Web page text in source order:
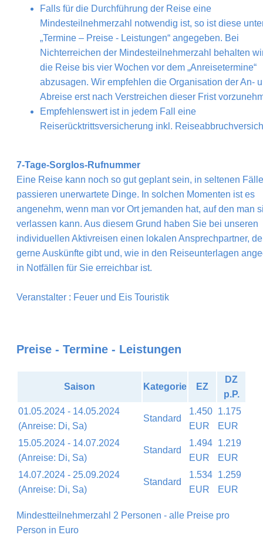
Falls für die Durchführung der Reise eine
Mindesteilnehmerzahl notwendig ist, so ist diese
„Termine – Preise - Leistungen“ angegeben. Bei
Nichterreichen der Mindesteilnehmerzahl behalten
die Reise bis vier Wochen vor dem „Anreisetermine“
abzusagen. Wir empfehlen die Organisation der An-
Abreise erst nach Verstreichen dieser Frist
Empfehlenswert ist in jedem Fall eine
Reiserücktrittsversicherung inkl.
7-Tage-Sorglos-Rufnummer
Eine Reise kann noch so gut geplant sein, in seltenen
passieren unerwartete Dinge. In solchen Momenten ist es
angenehm, wenn man vor Ort jemanden hat, auf den man
verlassen kann. Aus diesem Grund haben Sie bei unseren
individuellen Aktivreisen einen lokalen Ansprechpartner,
gerne Auskünfte gibt und, wie in den Reiseunterlagen
in Notfällen für Sie erreichbar ist.
Veranstalter : Feuer und Eis Touristik
Preise - Termine - Leistungen
Saison Kategorie EZ
DZ
p.P.
01.05.2024 - 14.05.2024
(Anreise: Di, Sa)
Standard
1.450
EUR
1.175
EUR
15.05.2024 - 14.07.2024
(Anreise: Di, Sa)
Standard
1.494
EUR
1.219
EUR
14.07.2024 - 25.09.2024
(Anreise: Di, Sa)
Standard
1.534
EUR
1.259
EUR
Mindestteilnehmerzahl 2 Personen - alle Preise pro
Person in Euro